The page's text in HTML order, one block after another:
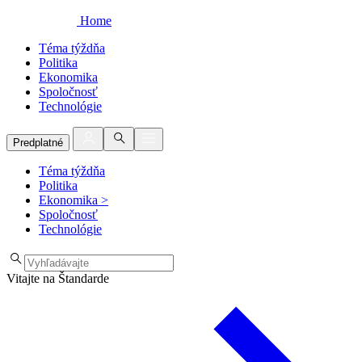
Home
Téma týždňa
Politika
Ekonomika
Spoločnosť
Technológie
Predplatné
Téma týždňa
Politika
Ekonomika >
Spoločnosť
Technológie
Vitajte na Štandarde